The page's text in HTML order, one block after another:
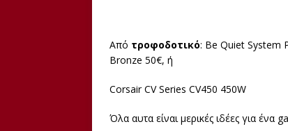
Από τροφοδοτικό: Be Quiet System
Bronze 50€, ή
Corsair CV Series CV450 450W
Όλα αυτα είναι μερικές ιδέες για ένα